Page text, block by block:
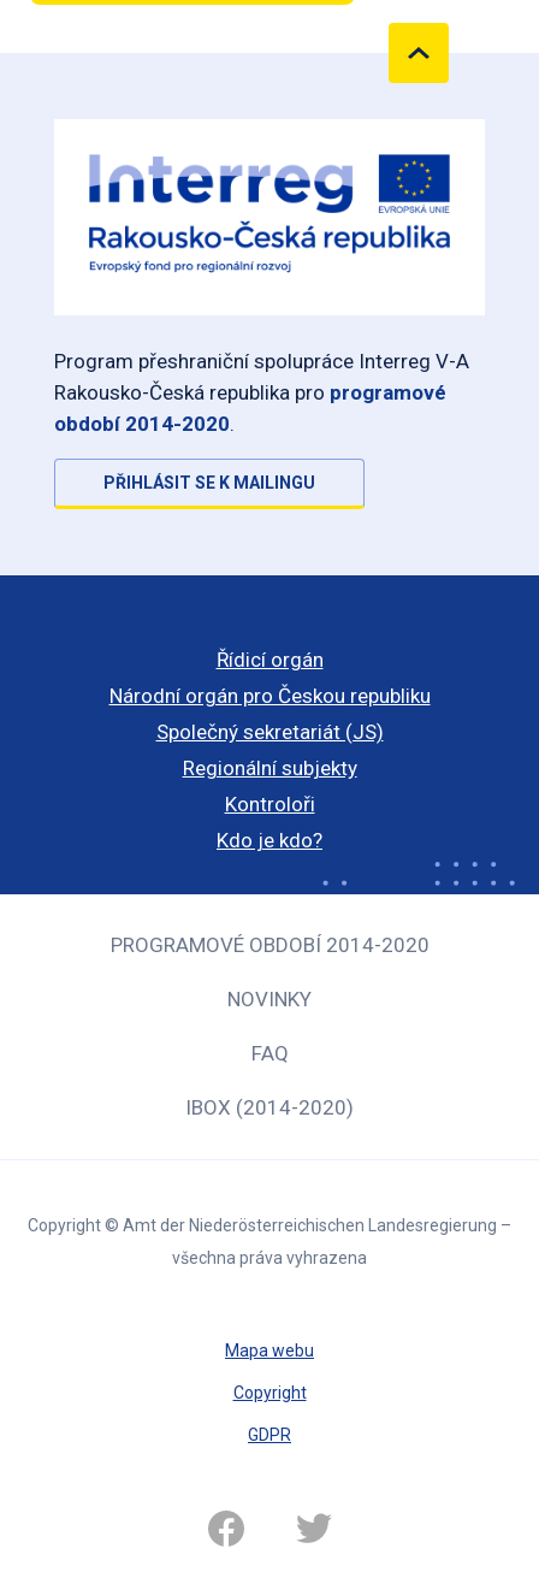
Program přeshraniční spolupráce Interreg V-A
Rakousko-Česká republika pro programové
období 2014-2020.
PŘIHLÁSIT SE K MAILINGU
Řídicí orgán
Národní orgán pro Českou republiku
Společný sekretariát (JS)
Regionální subjekty
Kontroloři
Kdo je kdo?
PROGRAMOVÉ OBDOBÍ 2014-2020
NOVINKY
FAQ
IBOX (2014-2020)
Copyright © Amt der Niederösterreichischen Landesregierung –
všechna práva vyhrazena
Mapa webu
Copyright
GDPR